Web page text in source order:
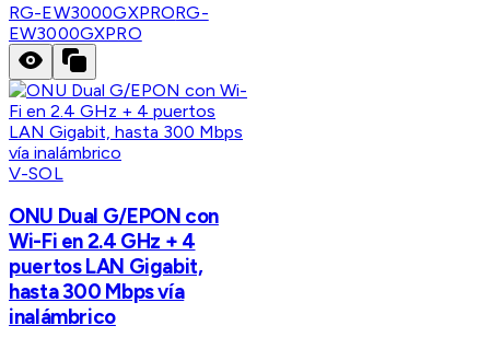
RG-EW3000GXPRORG-
EW3000GXPRO
V-SOL
ONU Dual G/EPON con
Wi-Fi en 2.4 GHz + 4
puertos LAN Gigabit,
hasta 300 Mbps vía
inalámbrico